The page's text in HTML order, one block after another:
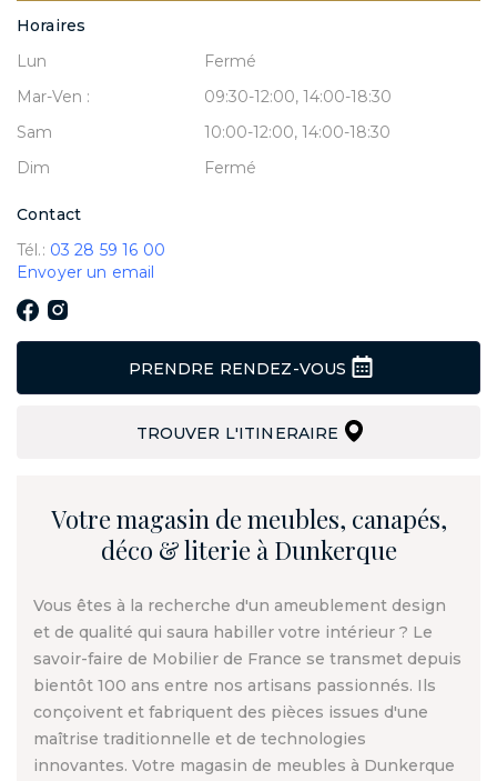
Horaires
Lun
Fermé
Mar-Ven :
09:30-12:00, 14:00-18:30
Sam
10:00-12:00, 14:00-18:30
Dim
Fermé
Contact
Tél.: 03 28 59 16 00
Envoyer un email
PRENDRE RENDEZ-VOUS
TROUVER L'ITINERAIRE
Votre magasin de meubles, canapés,
déco & literie à Dunkerque
Vous êtes à la recherche d'un ameublement design
et de qualité qui saura habiller votre intérieur ? Le
savoir-faire de Mobilier de France se transmet depuis
bientôt 100 ans entre nos artisans passionnés. Ils
conçoivent et fabriquent des pièces issues d'une
maîtrise traditionnelle et de technologies
innovantes. Votre magasin de meubles à Dunkerque